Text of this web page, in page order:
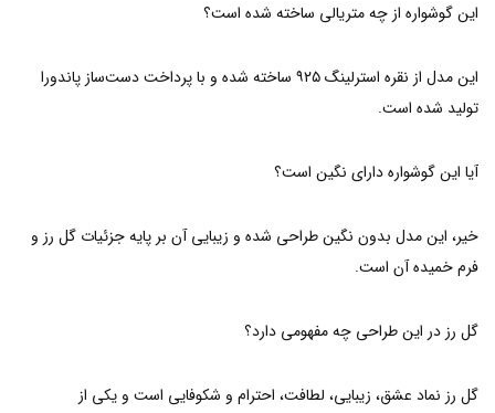
این گوشواره از چه متریالی ساخته شده است؟
این مدل از نقره استرلینگ ۹۲۵ ساخته شده و با پرداخت دست‌ساز پاندورا
تولید شده است.
آیا این گوشواره دارای نگین است؟
خیر، این مدل بدون نگین طراحی شده و زیبایی آن بر پایه جزئیات گل رز و
فرم خمیده آن است.
گل رز در این طراحی چه مفهومی دارد؟
گل رز نماد عشق، زیبایی، لطافت، احترام و شکوفایی است و یکی از